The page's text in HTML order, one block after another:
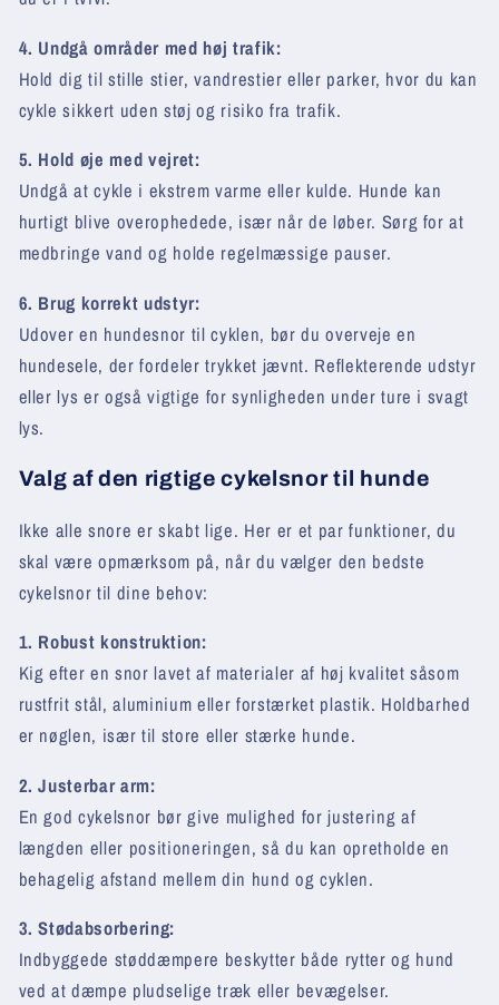
4. Undgå områder med høj trafik:
Hold dig til stille stier, vandrestier eller parker, hvor du kan
cykle sikkert uden støj og risiko fra trafik.
5. Hold øje med vejret:
Undgå at cykle i ekstrem varme eller kulde. Hunde kan
hurtigt blive overophedede, især når de løber. Sørg for at
medbringe vand og holde regelmæssige pauser.
6. Brug korrekt udstyr:
Udover en hundesnor til cyklen, bør du overveje en
hundesele, der fordeler trykket jævnt. Reflekterende udstyr
eller lys er også vigtige for synligheden under ture i svagt
lys.
Valg af den rigtige cykelsnor til hunde
Ikke alle snore er skabt lige. Her er et par funktioner, du
skal være opmærksom på, når du vælger den bedste
cykelsnor til dine behov:
1. Robust konstruktion:
Kig efter en snor lavet af materialer af høj kvalitet såsom
rustfrit stål, aluminium eller forstærket plastik. Holdbarhed
er nøglen, især til store eller stærke hunde.
2. Justerbar arm:
En god cykelsnor bør give mulighed for justering af
længden eller positioneringen, så du kan opretholde en
behagelig afstand mellem din hund og cyklen.
3. Stødabsorbering:
Indbyggede støddæmpere beskytter både rytter og hund
ved at dæmpe pludselige træk eller bevægelser.